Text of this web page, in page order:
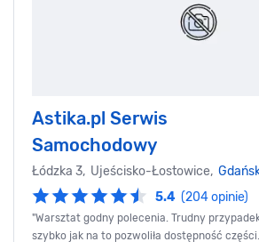
Astika.pl Serwis
Samochodowy
Łódzka 3, Ujeścisko-Łostowice,
5.4 (204 opinie)
"Warsztat godny polecenia. Trudny
szybko jak na to pozwoliła dostępność